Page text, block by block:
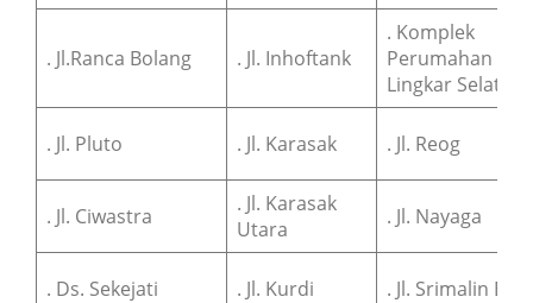
. Jl.Ranca Bolang . Jl. Inhoftank
. Komplek
Perumahan
Lingkar Selatan
. Jl. Pluto . Jl. Karasak . Jl. Reog
. Jl. Ciwastra
. Jl. Karasak
Utara
. Jl. Nayaga
. Ds. Sekejati . Jl. Kurdi . Jl. Srimalin